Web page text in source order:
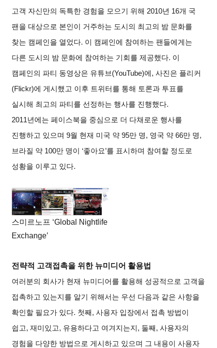
고객 자신만의 독특한 경험을 모으기 위해 2010년 16개 국
팬을 대상으로 본인이 거주하는 도시의 최고의 밤 문화를
찾는 캠페인을 열었다. 이 캠페인에 참여하는 팬들에게는
다른 도시의 밤 문화에 참여하는 기회를 제공했다. 이
캠페인의 파티 동영상은 유튜브(YouTube)에 ,사진은 플리커
(Flickr)에 게시했고 이후 트위터를 통해 토론과 투표를
실시해 최고의 파티를 선정하는 행사를 진행했다.
2011년에는 페이스북을 중심으로 더 다채로운 행사를
진행하고 있으며 9월 현재 미국 약 95만 명, 영국 약 66만 명,
브라질 약 100만 명이 ‘좋아요’를 표시하며 참여할 정도로
성황을 이루고 있다.
스미르노프 ‘Global Nightlife
Exchange’
전략적 고객접촉을 위한 뉴미디어 활용법
여러분의 회사가 현재 뉴미디어를 활용해 성공적으로 고객을
접촉하고 있는지를 알기 위해서는 우선 다음과 같은 사항을
확인할 필요가 있다. 첫째 ,사용자 입장에서 접촉 방법이
쉽고,재미있고, 유용하다고 여겨지는지 , 둘째 ,사용자의
경험을 다양한 방법으로 게시하고 있으며 그 내용이 사용자